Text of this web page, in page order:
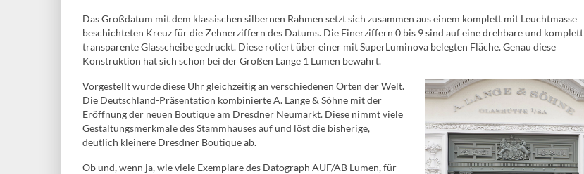
Das Großdatum mit dem klassischen silbernen Rahmen setzt sich zusammen aus einem komplett mit Leuchtmasse
beschichteten Kreuz für die Zehnerziffern des Datums. Die Einerziffern 0 bis 9 sind auf eine drehbare und komplett
transparente Glasscheibe gedruckt. Diese rotiert über einer mit SuperLuminova belegten Fläche. Genau diese
Konstruktion hat sich schon bei der Großen Lange 1 Lumen bewährt.
Vorgestellt wurde diese Uhr gleichzeitig an verschiedenen Orten der Welt.
Die Deutschland-Präsentation kombinierte A. Lange & Söhne mit der
Eröffnung der neuen Boutique am Dresdner Neumarkt. Diese nimmt viele
Gestaltungsmerkmale des Stammhauses auf und löst die bisherige,
deutlich kleinere Dresdner Boutique ab.
Ob und, wenn ja, wie viele Exemplare des Datograph AUF/AB Lumen, für